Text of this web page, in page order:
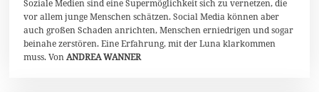
2
4
Soziale Medien sind eine Supermöglichkeit sich zu vernetzen, die
vor allem junge Menschen schätzen. Social Media können aber
auch großen Schaden anrichten, Menschen erniedrigen und sogar
beinahe zerstören. Eine Erfahrung, mit der Luna klarkommen
muss. Von ANDREA WANNER